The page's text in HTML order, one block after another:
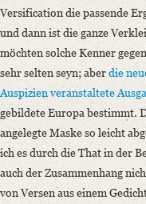
Versification die passende
und dann ist die ganze
möchten solche Kenner
sehr selten seyn; aberdie
Auspizien veranstaltete
gebildete Europa bestimmt.
angelegte Maske so leicht
ich es durch die That in der
auch der Zusammenhang
von Versen aus einem